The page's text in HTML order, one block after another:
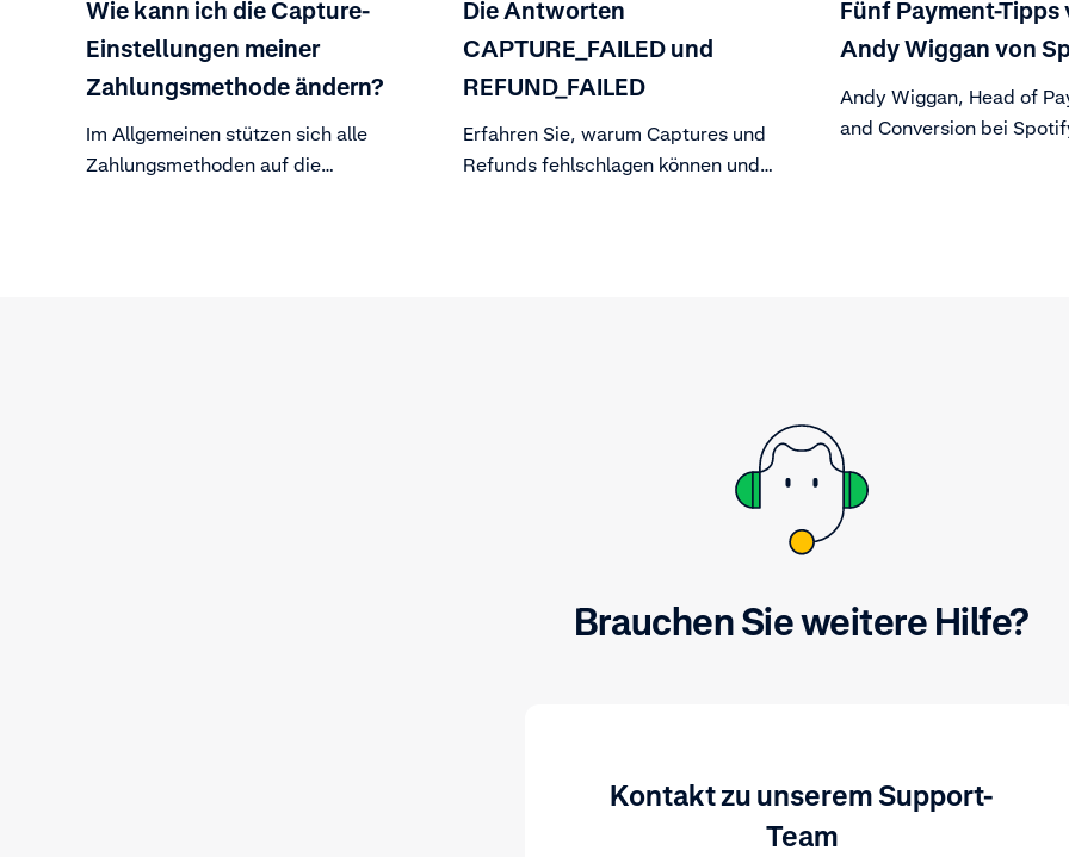
Wie kann ich die Capture-
Einstellungen meiner
Zahlungsmethode ändern?
Im Allgemeinen stützen sich alle
Zahlungsmethoden auf die
Die Antworten
CAPTURE_FAILED und
REFUND_FAILED
Erfahren Sie, warum Captures und
Refunds fehlschlagen können und
Fünf Payment-Tipps
Andy Wiggan von
Andy Wiggan, Head of
and Conversion bei
Brauchen Sie weitere Hilfe?
Kontakt zu unserem Support-
Team